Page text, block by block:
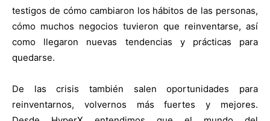
testigos de cómo cambiaron los hábitos de las personas,
cómo muchos negocios tuvieron que reinventarse, así
como llegaron nuevas tendencias y prácticas para
quedarse.
De las crisis también salen oportunidades para
reinventarnos, volvernos más fuertes y mejores.